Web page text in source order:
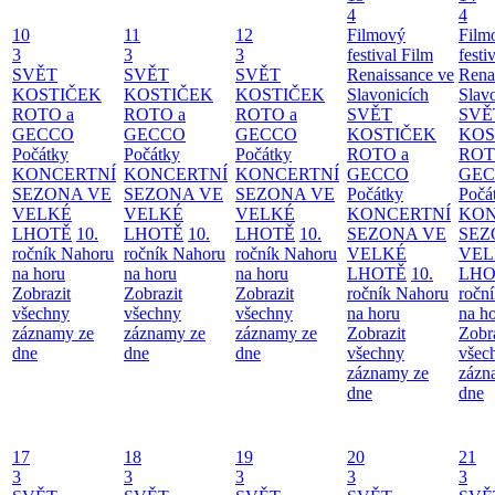
10
3
SVĚT
KOSTIČEK
ROTO a
GECCO
Počátky
KONCERTNÍ
SEZONA VE
VELKÉ
LHOTĚ 10.
ročník Nahoru
na horu
Zobrazit
všechny
záznamy ze
dne
11
3
SVĚT
KOSTIČEK
ROTO a
GECCO
Počátky
KONCERTNÍ
SEZONA VE
VELKÉ
LHOTĚ 10.
ročník Nahoru
na horu
Zobrazit
všechny
záznamy ze
dne
12
3
SVĚT
KOSTIČEK
ROTO a
GECCO
Počátky
KONCERTNÍ
SEZONA VE
VELKÉ
LHOTĚ 10.
ročník Nahoru
na horu
Zobrazit
všechny
záznamy ze
dne
4
Filmový
festival Film
Renaissance ve
Slavonicích
SVĚT
KOSTIČEK
ROTO a
GECCO
Počátky
KONCERTNÍ
SEZONA VE
VELKÉ
LHOTĚ 10.
ročník Nahoru
na horu
Zobrazit
všechny
záznamy ze
dne
4
na
dne
17
3
18
3
19
3
20
3
21
3